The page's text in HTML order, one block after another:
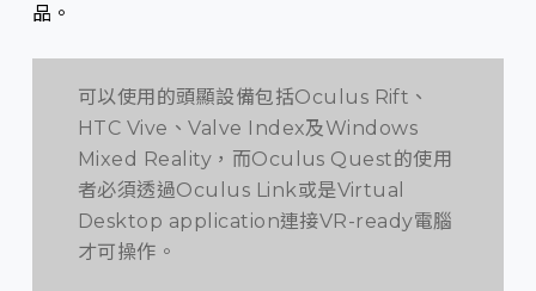
品。
可以使用的頭顯設備包括Oculus Rift、
HTC Vive、Valve Index及Windows
Mixed Reality，而Oculus Quest的使用
者必須透過Oculus Link或是Virtual
Desktop application連接VR-ready電腦
才可操作。